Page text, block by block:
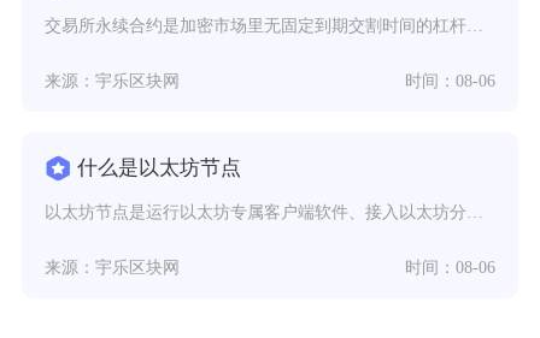
来源：宇乐区块网 时间：08-06
什么是以太坊节点
来源：宇乐区块网 时间：08-06